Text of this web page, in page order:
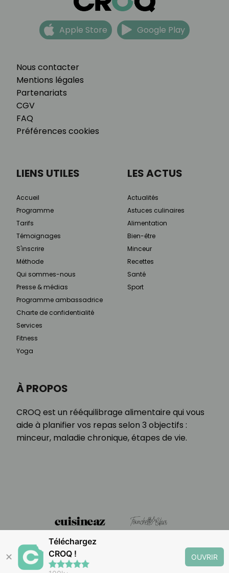
Nous contacter
Mentions légales
Partenariats
CGV
FAQ
Préférences cookies
Apple Store Google Play
À PROPOS
CROQ est un rééquilibrage alimentaire qui vous
aide à planifier vos repas selon 3 objectifs :
minceur, maladie chronique, étapes de vie.
LIENS UTILES
Accueil
Programme
Tarifs
Témoignages
S'inscrire
Méthode
Qui sommes-nous
Presse & médias
Programme ambassadrice
Charte de confidentialité
Services
Fitness
Yoga
LES ACTUS
Actualités
Astuces culinaires
Alimentation
Bien-être
Minceur
Recettes
Santé
Sport
✕
Téléchargez
CROQ !
OUVRIR